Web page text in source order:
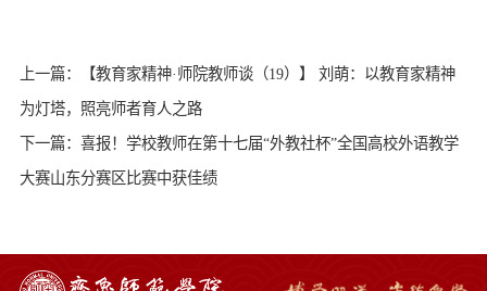
上一篇：【教育家精神·师院教师谈（19）】 刘萌：以教育家精神
为灯塔，照亮师者育人之路
下一篇：喜报！学校教师在第十七届“外教社杯”全国高校外语教学
大赛山东分赛区比赛中获佳绩